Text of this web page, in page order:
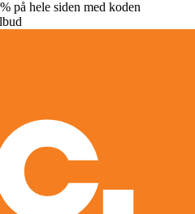
på hele siden med koden